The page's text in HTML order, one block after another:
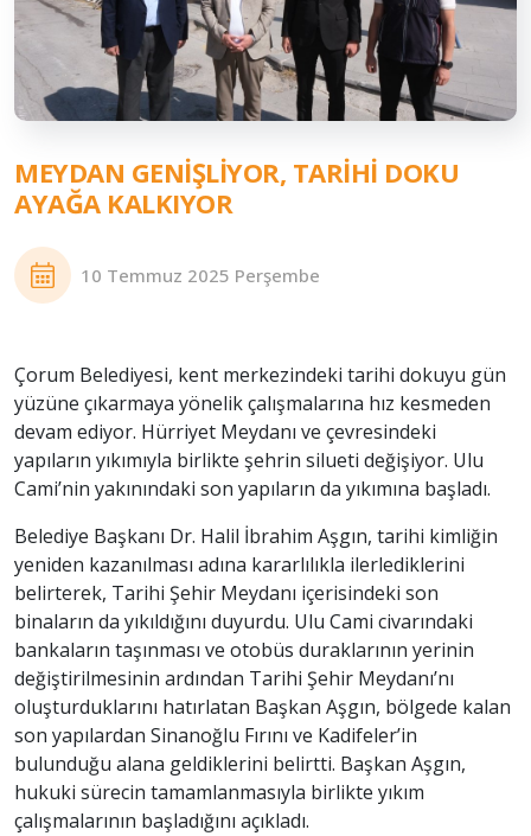
MEYDAN GENIŞLIYOR, TARIHI DOKU
AYAĞA KALKIYOR
10 Temmuz 2025 Perşembe
Çorum Belediyesi, kent merkezindeki tarihi dokuyu gün
yüzüne çıkarmaya yönelik çalışmalarına hız kesmeden
devam ediyor. Hürriyet Meydanı ve çevresindeki
yapıların yıkımıyla birlikte şehrin silueti değişiyor. Ulu
Cami’nin yakınındaki son yapıların da yıkımına başladı.
Belediye Başkanı Dr. Halil İbrahim Aşgın, tarihi kimliğin
yeniden kazanılması adına kararlılıkla ilerlediklerini
belirterek, Tarihi Şehir Meydanı içerisindeki son
binaların da yıkıldığını duyurdu. Ulu Cami civarındaki
bankaların taşınması ve otobüs duraklarının yerinin
değiştirilmesinin ardından Tarihi Şehir Meydanı’nı
oluşturduklarını hatırlatan Başkan Aşgın, bölgede kalan
son yapılardan Sinanoğlu Fırını ve Kadifeler’in
bulunduğu alana geldiklerini belirtti. Başkan Aşgın,
hukuki sürecin tamamlanmasıyla birlikte yıkım
çalışmalarının başladığını açıkladı.